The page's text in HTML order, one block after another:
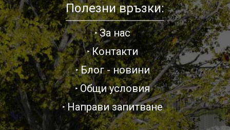
Полезни връзки:
За нас
Контакти
Блог - новини
Общи условия
Направи запитване